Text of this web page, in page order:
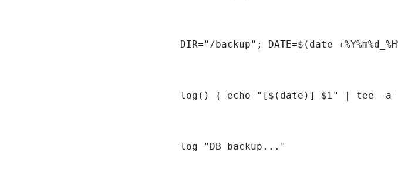
DIR="/backup"; DATE=$(date
log() { echo "[$(date)] $1" | tee -a
log "DB backup..."